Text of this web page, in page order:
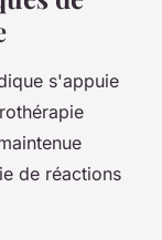
s'appuie
de réactions